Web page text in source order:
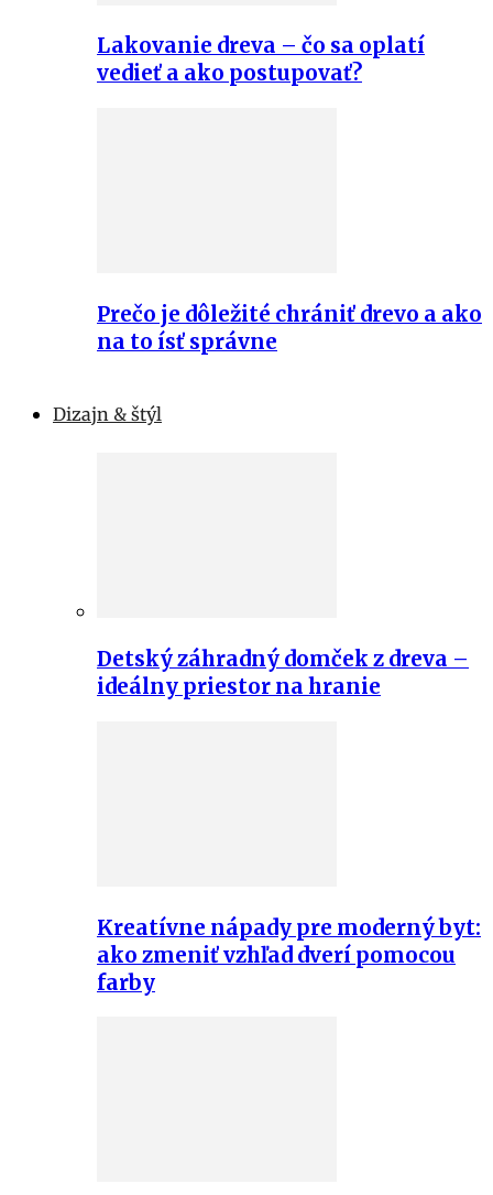
Lakovanie dreva – čo sa oplatí
vedieť a ako postupovať?
Prečo je dôležité chrániť drevo a ako
na to ísť správne
Dizajn & štýl
Detský záhradný domček z dreva –
ideálny priestor na hranie
Kreatívne nápady pre moderný byt:
ako zmeniť vzhľad dverí pomocou
farby